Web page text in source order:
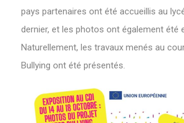
pays partenaires ont été accueillis au
dernier, et les photos ont également été
Naturellement, les travaux menés au
Bullying ont été présentés.